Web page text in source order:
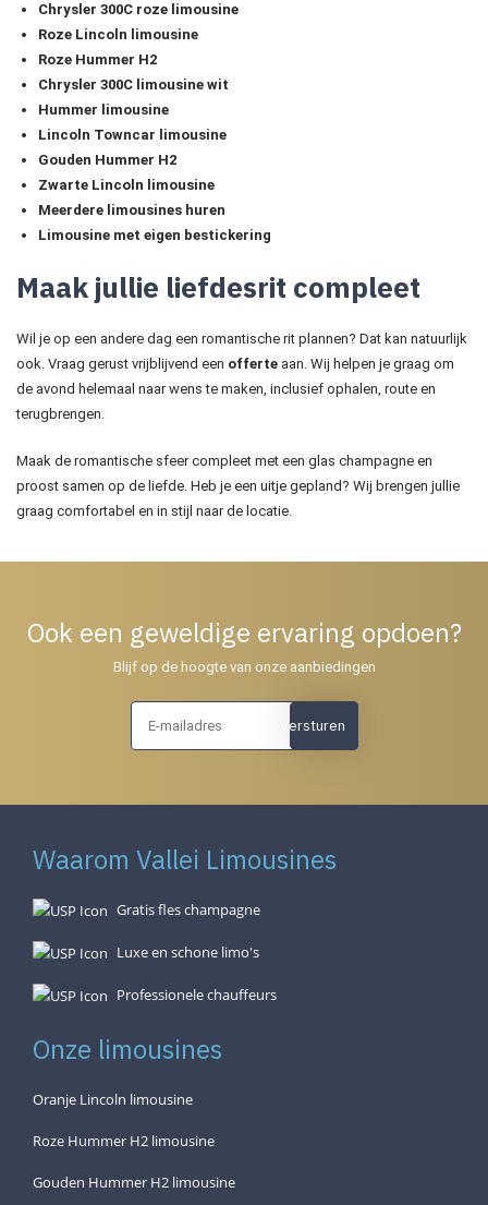
Chrysler 300C roze limousine
Roze Lincoln limousine
Roze Hummer H2
Chrysler 300C limousine wit
Hummer limousine
Lincoln Towncar limousine
Gouden Hummer H2
Zwarte Lincoln limousine
Meerdere limousines huren
Limousine met eigen bestickering
Maak jullie liefdesrit compleet
Wil je op een andere dag een romantische rit plannen? Dat kan natuurlijk
ook. Vraag gerust vrijblijvend een offerte aan. Wij helpen je graag om
de avond helemaal naar wens te maken, inclusief ophalen, route en
terugbrengen.
Maak de romantische sfeer compleet met een glas champagne en
proost samen op de liefde. Heb je een uitje gepland? Wij brengen jullie
graag comfortabel en in stijl naar de locatie.
Ook een geweldige ervaring opdoen?
Blijf op de hoogte van onze aanbiedingen
Versturen
Waarom Vallei Limousines
Gratis fles champagne
Luxe en schone limo's
Professionele chauffeurs
Onze limousines
Oranje Lincoln limousine
Roze Hummer H2 limousine
Gouden Hummer H2 limousine